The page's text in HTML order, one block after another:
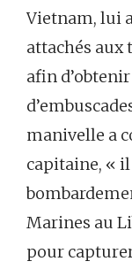
Vietnam, lui
attachés aux
afin
manivelle a
capitaine, «
Marines au
pour